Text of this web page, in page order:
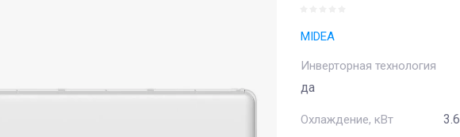
MIDEA
Инверторная технология
да
Охлаждение, кВт